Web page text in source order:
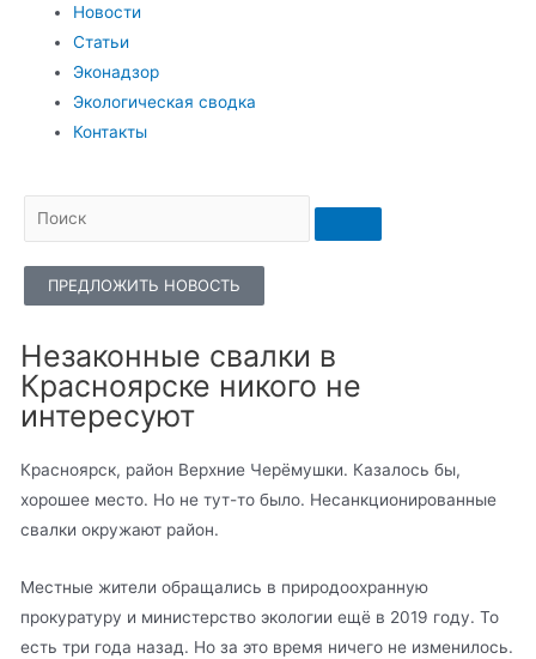
Новости
Статьи
Эконадзор
Экологическая сводка
Контакты
ПРЕДЛОЖИТЬ НОВОСТЬ
Незаконные свалки в
Красноярске никого не
интересуют
Красноярск, район Верхние Черёмушки. Казалось бы,
хорошее место. Но не тут-то было. Несанкционированные
свалки окружают район.
Местные жители обращались в природоохранную
прокуратуру и министерство экологии ещё в 2019 году. То
есть три года назад. Но за это время ничего не изменилось.